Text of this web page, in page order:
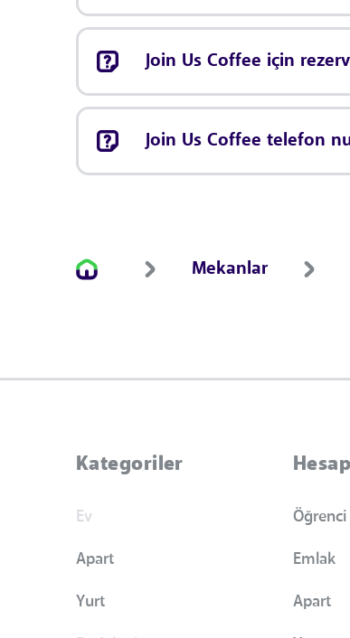
Join Us Coffee için
Join Us Coffee telefon
Mekanlar
Kategoriler
Ev
Apart
Yurt
Öğrenci
Emlak
Apart